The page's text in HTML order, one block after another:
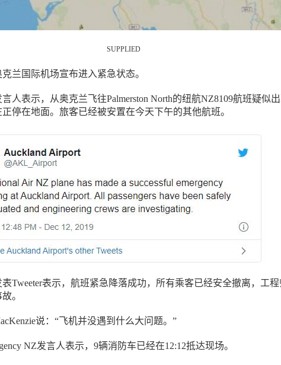
SUPPLIED
兰国际机场宣布进入紧急状态。
人表示，从奥克兰飞往Palmerston North的纽航NZ8109航班疑似
停在地面。旅客已经被安置在今天下午的其他航班。
Tweeter表示，航班紧急降落成功，所有乘客已经安全撤离，工
。
说：“飞机并没遇到什么大问题。”
NZ发言人表示，9辆消防车已经在12:12抵达现场。